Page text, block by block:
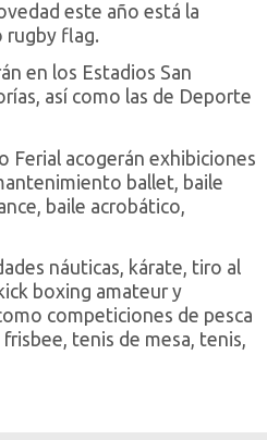
este año está la
rugby flag.
en los Estadios San
así como las de Deporte
Ferial acogerán exhibiciones
ballet, baile
baile acrobático,
náuticas, kárate, tiro al
boxing amateur y
competiciones de pesca
tenis de mesa, tenis,